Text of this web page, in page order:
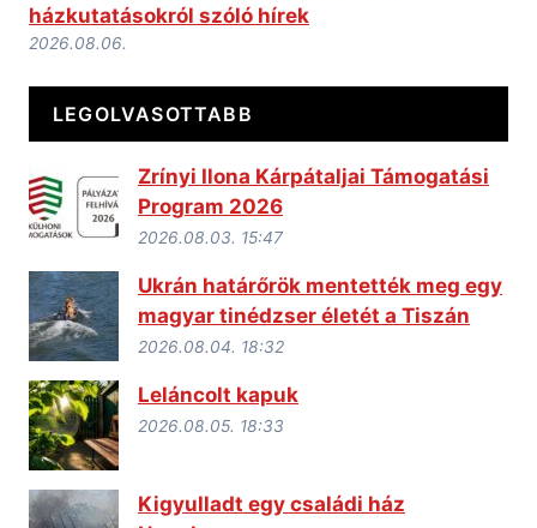
házkutatásokról szóló hírek
2026.08.06.
LEGOLVASOTTABB
Zrínyi Ilona Kárpátaljai Támogatási
Program 2026
2026.08.03. 15:47
Ukrán határőrök mentették meg egy
magyar tinédzser életét a Tiszán
2026.08.04. 18:32
Leláncolt kapuk
2026.08.05. 18:33
Kigyulladt egy családi ház